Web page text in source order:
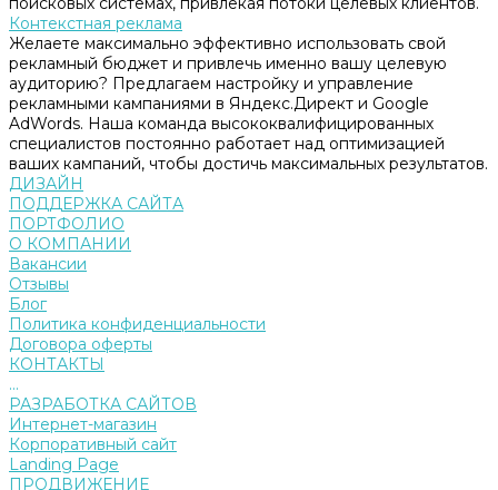
Контекстная реклама
Желаете максимально эффективно использовать свой
рекламный бюджет и привлечь именно вашу целевую
аудиторию? Предлагаем настройку и управление
рекламными кампаниями в Яндекс.Директ и Google
AdWords. Наша команда высококвалифицированных
специалистов постоянно работает над оптимизацией
ваших кампаний, чтобы достичь максимальных результатов.
ДИЗАЙН
ПОДДЕРЖКА САЙТА
ПОРТФОЛИО
О КОМПАНИИ
Вакансии
Отзывы
Блог
Политика конфиденциальности
Договора оферты
КОНТАКТЫ
...
РАЗРАБОТКА САЙТОВ
Интернет-магазин
Корпоративный сайт
Landing Page
ПРОДВИЖЕНИЕ